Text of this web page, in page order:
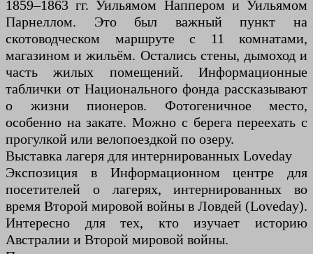
1859–1863 гг. Уильямом Наппером и Уильямом
Парнеллом. Это был важный пункт на
скотоводческом маршруте с 11 комнатами,
магазином и жильём. Остались стены, дымоход и
часть жилых помещений. Информационные
таблички от Национального фонда рассказывают
о жизни пионеров. Фотогеничное место,
особенно на закате. Можно с берега переехать с
прогулкой или велопоездкой по озеру.
Выставка лагеря для интернированных Loveday
Экспозиция в Информационном центре для
посетителей о лагерях, интернированных во
время Второй мировой войны в Ловдей (Loveday).
Интересно для тех, кто изучает историю
Австралии и Второй мировой войны.